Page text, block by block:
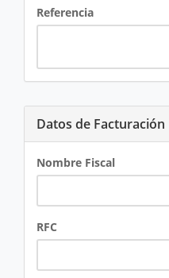
Referencia
Datos de Facturación
Nombre Fiscal
RFC